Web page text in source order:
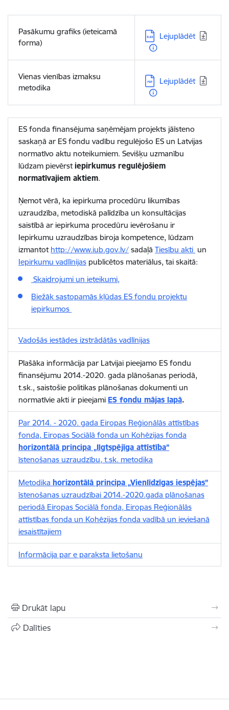
Pasākumu grafiks (ieteicamā
forma)
Lejupielādēt:
Lejuplādēt
Vienas vienības izmaksu
metodika
Lejupielādēt:
Lejuplādēt
ES fonda finansējuma saņēmējam projekts jāīsteno
saskaņā ar ES fondu vadību regulējošo ES un Latvijas
normatīvo aktu noteikumiem. Sevišķu uzmanību
lūdzam pievērstiepirkumus regulējošiem
normatīvajiem aktiem.
Ņemot vērā, ka iepirkuma procedūru likumības
uzraudzība, metodiskā palīdzība un konsultācijas
saistībā ar iepirkuma procedūru ievērošanu ir
Iepirkumu uzraudzības biroja kompetence, lūdzam
izmantot http://www.iub.gov.lv/ sadaļā Tiesību akti un
Iepirkumu vadlīnijas publicētos materiālus, tai skaitā:
Skaidrojumi un ieteikumi,
Biežāk sastopamās kļūdas ES fondu projektu
iepirkumos
Vadošās iestādes izstrādātās vadlīnijas
Plašāka informācija par Latvijai pieejamo ES fondu
finansējumu 2014.-2020. gada plānošanas periodā,
t.sk., saistošie politikas plānošanas dokumenti un
normatīvie akti ir pieejami ES fondu mājas lapā.
Par 2014. - 2020. gada Eiropas Reģionālās attīstības
fonda, Eiropas Sociālā fonda un Kohēzijas fonda
horizontālā principa „Ilgtspējīga attīstība”
īstenošanas uzraudzību, t.sk. metodika
Metodika horizontālā principa „Vienlīdzīgas iespējas”
īstenošanas uzraudzībai 2014.-2020.gada plānošanas
periodā Eiropas Sociālā fonda, Eiropas Reģionālās
attīstības fonda un Kohēzijas fonda vadībā un ieviešanā
iesaistītajiem
Informācija par e paraksta lietošanu
Drukāt lapu
Dalīties